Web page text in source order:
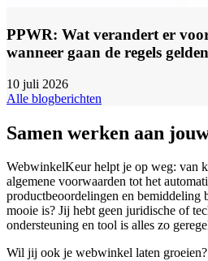
PPWR: Wat verandert er
wanneer gaan de regels
10 juli 2026
Alle blogberichten
Samen werken aan
WebwinkelKeur helpt je op weg: van
algemene voorwaarden tot het
productbeoordelingen en bemiddeling
mooie is? Jij hebt geen juridische of
ondersteuning en tool is alles zo
Wil jij ook je webwinkel laten groeien?